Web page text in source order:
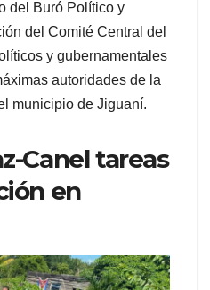
del Buró Político y
del Comité Central del
y gubernamentales
autoridades de la
municipio de Jiguaní.
Canel tareas
en